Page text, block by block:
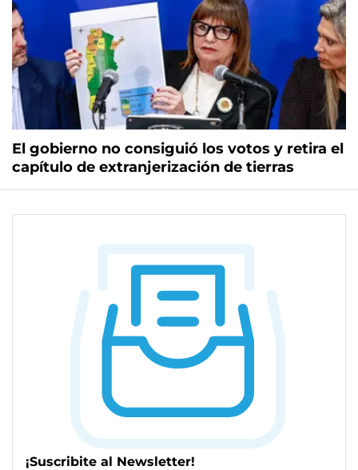
El gobierno no consiguió los votos y retira el
capítulo de extranjerización de tierras
¡Suscribite al Newsletter!